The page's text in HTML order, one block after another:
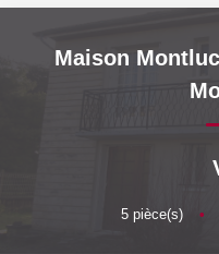
Maison
5pièce(s) •